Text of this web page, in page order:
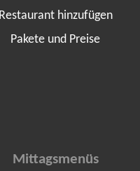
Restaurant hinzufügen
Pakete und Preise
Mittagsmenüs